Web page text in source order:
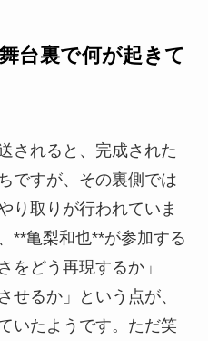
台裏で何が起きて
されると、完成された
ですが、その裏側では
り取りが行われていま
**亀梨和也**が参加する
をどう再現するか」
せるか」という点が、
いたようです。ただ笑